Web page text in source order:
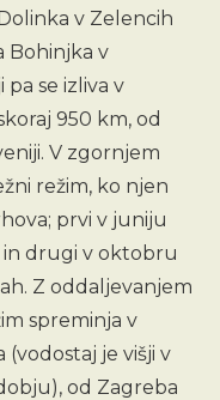
v Zelencih
Bohinjka v
se izliva v
950 km, od
V zgornjem
režim, ko njen
prvi v juniju
drugi v oktobru
Z oddaljevanjem
spreminja v
je višji v
od Zagreba